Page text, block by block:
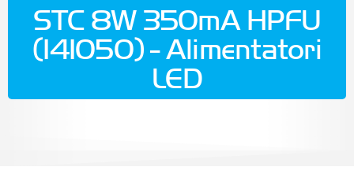
STC 8W 350mA HPFU
(141050) - Alimentatori
LED